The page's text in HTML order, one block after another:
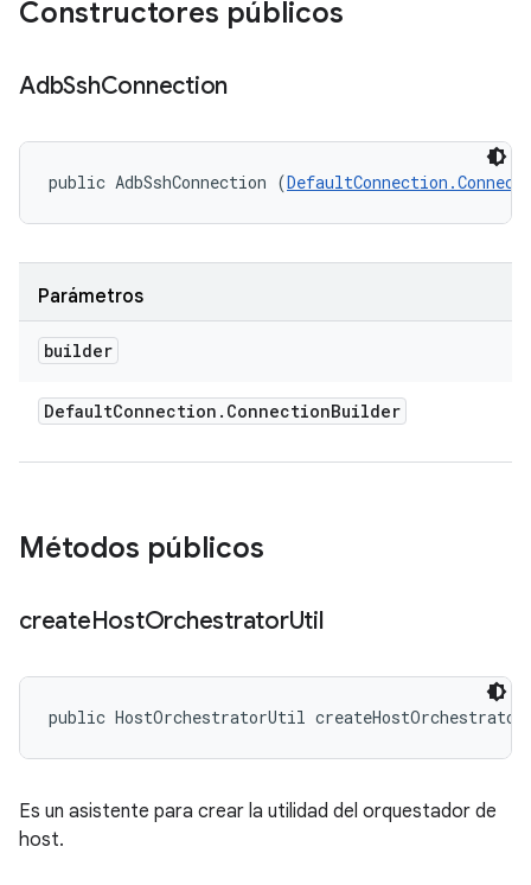
Constructores públicos
AdbSshConnection
public AdbSshConnection (
Parámetros
builder
DefaultConnection . ConnectionBuilder
Métodos públicos
createHostOrchestratorUtil
public HostOrchestratorUtil
Es un asistente para crear la utilidad del orquestador de
host.